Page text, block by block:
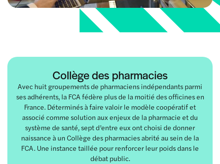
Collège des pharmacies
Avec huit groupements de pharmaciens indépendants parmi
ses adhérents, la FCA fédère plus de la moitié des officines en
France. Déterminés à faire valoir le modèle coopératif et
associé comme solution aux enjeux de la pharmacie et du
système de santé, sept d’entre eux ont choisi de donner
naissance à un Collège des pharmacies abrité au sein de la
FCA. Une instance taillée pour renforcer leur poids dans le
débat public.